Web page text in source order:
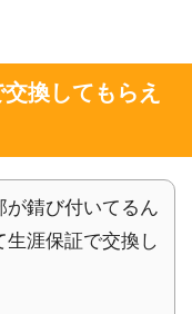
換してもらえ
が錆び付いてるん
生涯保証で交換し